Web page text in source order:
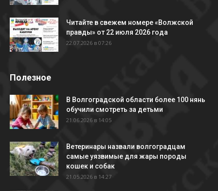
Читайте в свежем номере «Волжской
правды» от 22 июля 2026 года
22.07.2026 в 07:26
Полезное
В Волгоградской области более 100 нянь
обучили смотреть за детьми
21.06.2026 в 14:05
Ветеринары назвали волгоградцам
самые уязвимые для жары породы
кошек и собак
21.05.2026 в 14:27